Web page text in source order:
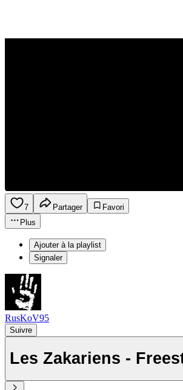
7 Partager
Favori
Plus
Ajouter à la playlist
Signaler
RusKoV95
Suivre
Les Zakariens -